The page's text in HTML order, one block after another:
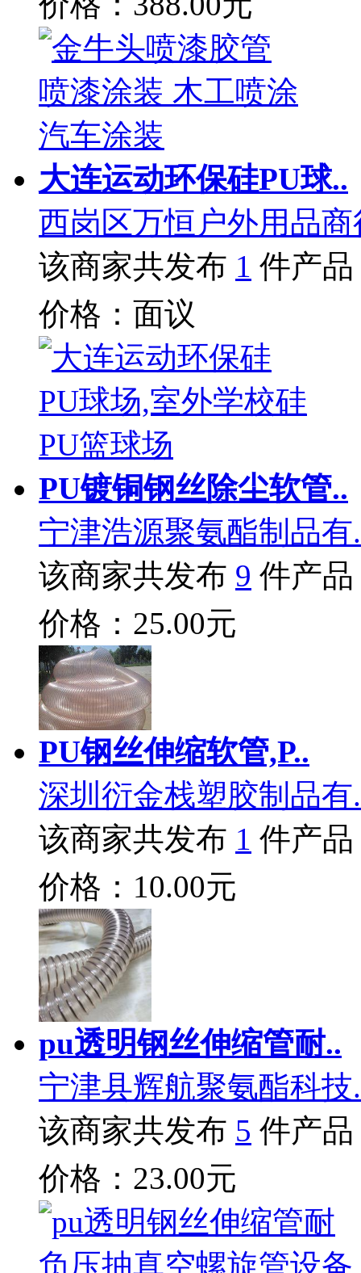
大连运动环保硅PU球..
西岗区万恒户外用品商
该商家共发布 1 件产品
价格：面议
PU镀铜钢丝除尘软管..
宁津浩源聚氨酯制品有
该商家共发布 9 件产品
价格：25.00元
PU钢丝伸缩软管,P..
深圳衍金栈塑胶制品有
该商家共发布 1 件产品
价格：10.00元
pu透明钢丝伸缩管耐..
宁津县辉航聚氨酯科技
该商家共发布 5 件产品
价格：23.00元